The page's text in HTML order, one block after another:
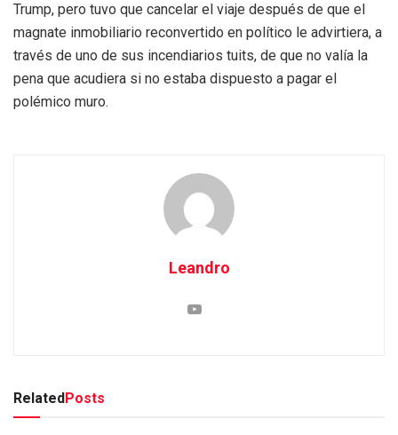
Trump, pero tuvo que cancelar el viaje después de que el
magnate inmobiliario reconvertido en político le advirtiera, a
través de uno de sus incendiarios tuits, de que no valía la
pena que acudiera si no estaba dispuesto a pagar el
polémico muro.
Leandro
Related Posts